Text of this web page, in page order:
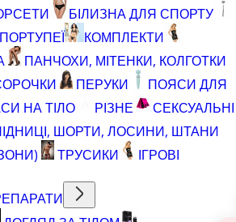
БІЛИЗНА ДЛЯ СПОРТУ
КОМПЛЕКТИ
ПАНЧОХИ, МІТЕНКИ, КОЛГОТКИ
ПЕРУКИ
ПОЯСИ ДЛЯ
НА ТІЛО РІЗНЕ
СЕКСУАЛЬНІ
ШОРТИ, ЛОСИНИ, ШТАНИ
ТРУСИКИ
ІГРОВІ